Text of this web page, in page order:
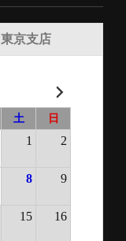
土 日
1 2
8 9
15 16
東京支店